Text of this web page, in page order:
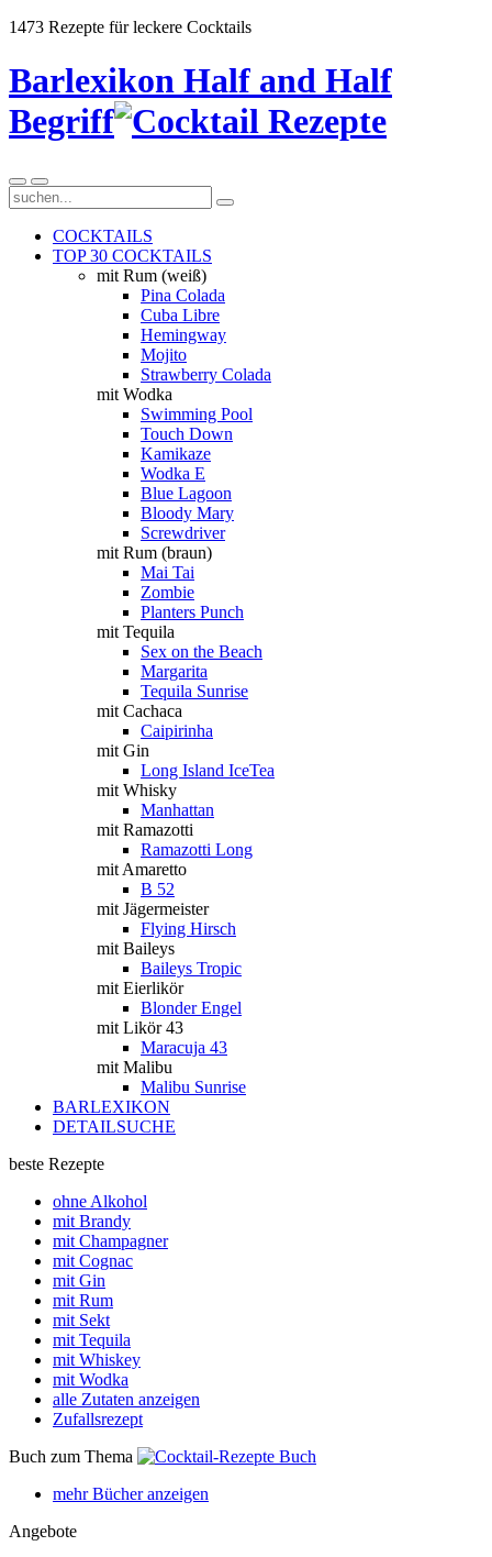
1473 Rezepte für leckere Cocktails
Barlexikon Half and Half
Begriff
COCKTAILS
TOP 30 COCKTAILS
mit Rum (weiß)
Pina Colada
Cuba Libre
Hemingway
Mojito
Strawberry Colada
mit Wodka
Swimming Pool
Touch Down
Kamikaze
Wodka E
Blue Lagoon
Bloody Mary
Screwdriver
mit Rum (braun)
Mai Tai
Zombie
Planters Punch
mit Tequila
Sex on the Beach
Margarita
Tequila Sunrise
mit Cachaca
Caipirinha
mit Gin
Long Island IceTea
mit Whisky
Manhattan
mit Ramazotti
Ramazotti Long
mit Amaretto
B 52
mit Jägermeister
Flying Hirsch
mit Baileys
Baileys Tropic
mit Eierlikör
Blonder Engel
mit Likör 43
Maracuja 43
mit Malibu
Malibu Sunrise
BARLEXIKON
DETAILSUCHE
beste Rezepte
ohne Alkohol
mit Brandy
mit Champagner
mit Cognac
mit Gin
mit Rum
mit Sekt
mit Tequila
mit Whiskey
mit Wodka
alle Zutaten anzeigen
Zufallsrezept
Buch zum Thema
mehr Bücher anzeigen
Angebote